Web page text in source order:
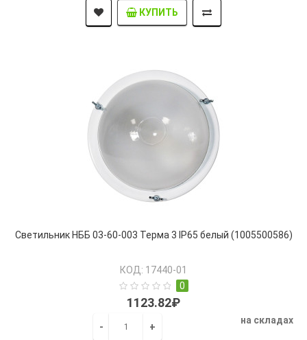
КУПИТЬ
Светильник НББ 03-60-003 Терма 3 IP65 белый (1005500586)
КОД: 17440-01
0
1123.82₽
- +
на складах